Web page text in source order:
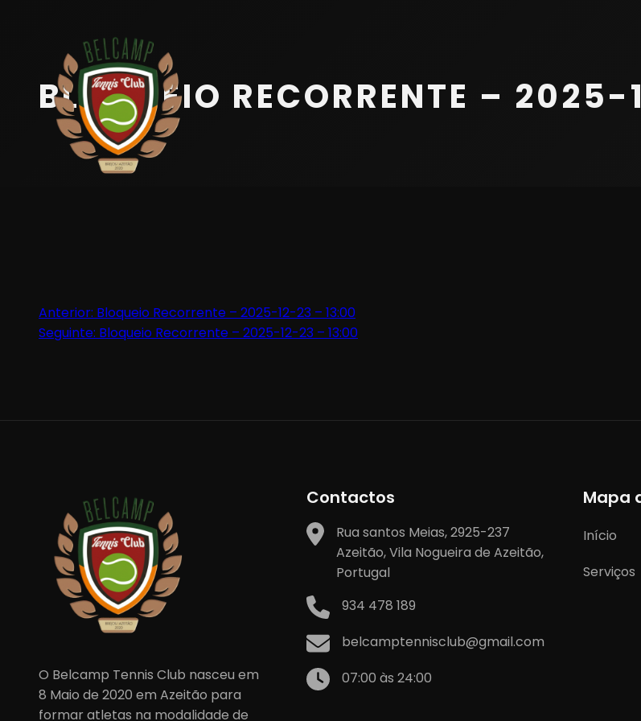
Equipa
Serviços
Parceiros
Beach Tennis
BLOQUEIO RECORRENTE –
Navegação
de
Anterior: Bloqueio Recorrente – 2025-12-23 – 13:00
Seguinte: Bloqueio Recorrente – 2025-12-23 – 13:00
O Belcamp Tennis Club nasceu em
8 Maio de 2020 em Azeitão para
formar atletas na modalidade de
Contactos
Rua santos Meias, 2925-237
Azeitão, Vila Nogueira de Azeitão,
Portugal
934 478 189
belcamptennisclub@gmail.com
07:00 às 24:00
Mapa
Início
Serviços